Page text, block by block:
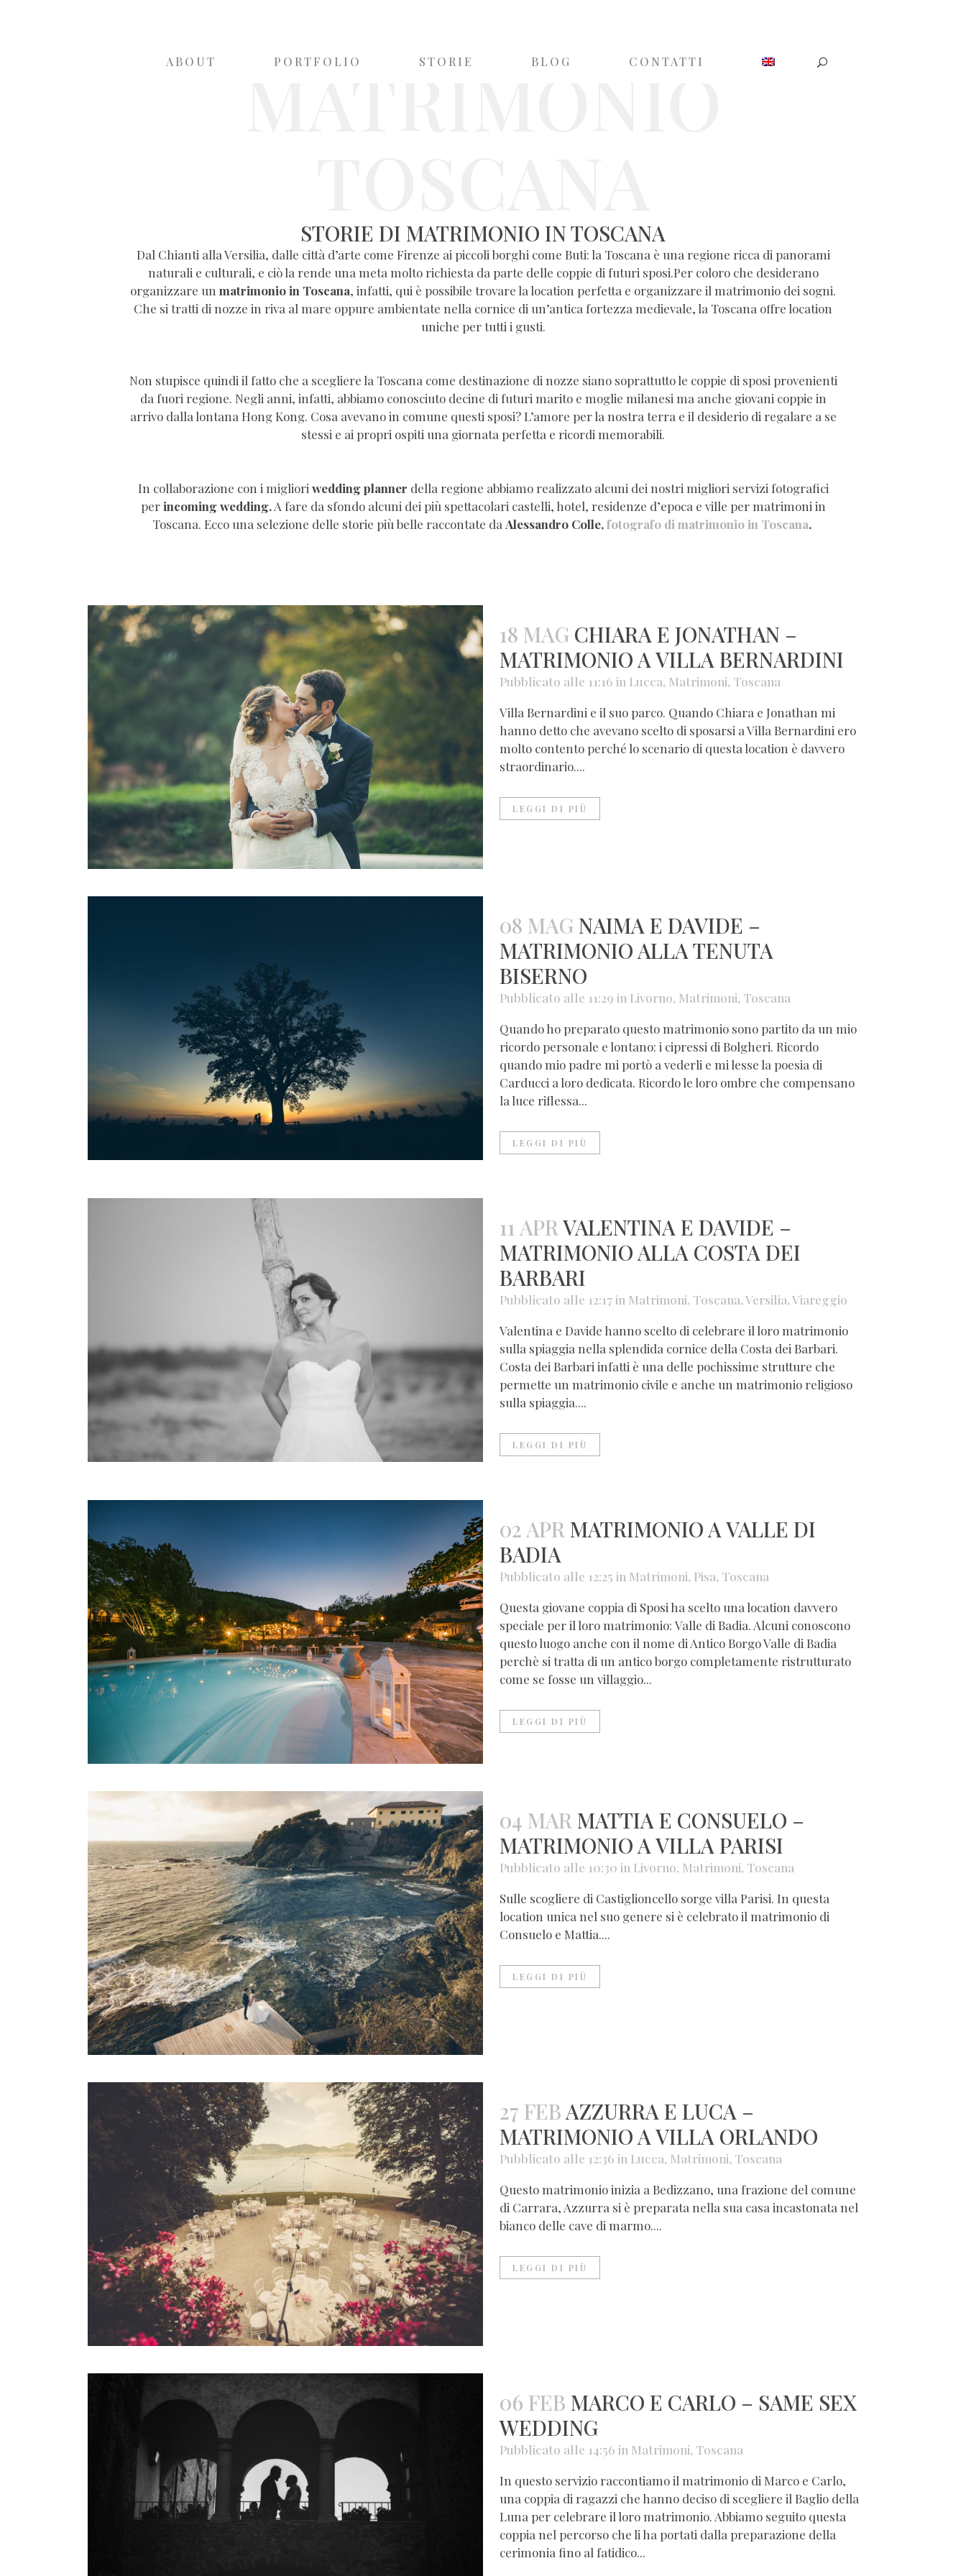
ABOUT PORTFOLIO STORIE BLOG CONTATTI
STORIE DI MATRIMONIO IN TOSCANA
Dal Chianti alla Versilia, dalle città d’arte come Firenze ai piccoli borghi come Buti: la Toscana è una regione ricca di panorami
naturali e culturali, e ciò la rende una meta molto richiesta da parte delle coppie di futuri sposi.Per coloro che desiderano
organizzare un matrimonio in Toscana, infatti, qui è possibile trovare la location perfetta e organizzare il matrimonio dei sogni.
Che si tratti di nozze in riva al mare oppure ambientate nella cornice di un’antica fortezza medievale, la Toscana offre location
uniche per tutti i gusti.
Non stupisce quindi il fatto che a scegliere la Toscana come destinazione di nozze siano soprattutto le coppie di sposi provenienti
da fuori regione. Negli anni, infatti, abbiamo conosciuto decine di futuri marito e moglie milanesi ma anche giovani coppie in
arrivo dalla lontana Hong Kong. Cosa avevano in comune questi sposi? L’amore per la nostra terra e il desiderio di regalare a se
stessi e ai propri ospiti una giornata perfetta e ricordi memorabili.
In collaborazione con i migliori wedding planner della regione abbiamo realizzato alcuni dei nostri migliori servizi fotografici
perincoming wedding.A fare da sfondo alcuni dei più spettacolari castelli, hotel, residenze d’epoca e ville per matrimoni in
Toscana. Ecco una selezione delle storie più belle raccontate da Alessandro Colle,fotografo di matrimonio in Toscana.
18 MAG CHIARA E JONATHAN –
MATRIMONIO A VILLA BERNARDINI
Pubblicato alle 11:16 in Lucca, Matrimoni, Toscana
Villa Bernardini e il suo parco. Quando Chiara e Jonathan mi
hanno detto che avevano scelto di sposarsi a Villa Bernardini ero
molto contento perché lo scenario di questa location è davvero
straordinario....
LEGGI DI PIÙ
08 MAG NAIMA E DAVIDE –
MATRIMONIO ALLA TENUTA
BISERNO
Pubblicato alle 11:29 in Livorno, Matrimoni, Toscana
Quando ho preparato questo matrimonio sono partito da un mio
ricordo personale e lontano: i cipressi di Bolgheri. Ricordo
quando mio padre mi portò a vederli e mi lesse la poesia di
Carducci a loro dedicata. Ricordo le loro ombre che compensano
la luce riflessa...
LEGGI DI PIÙ
11 APRVALENTINA E DAVIDE –
MATRIMONIO ALLA COSTA DEI
BARBARI
Pubblicato alle 12:17in Matrimoni, Toscana,Versilia,Viareggio
Valentina e Davide hanno scelto di celebrare il loro matrimonio
sulla spiaggia nella splendida cornice della Costa dei Barbari.
Costa dei Barbari infatti è una delle pochissime strutture che
permette un matrimonio civile e anche un matrimonio religioso
sulla spiaggia....
LEGGI DI PIÙ
02 APRMATRIMONIO A VALLE DI
BADIA
Pubblicato alle 12:25 in Matrimoni, Pisa, Toscana
Questa giovane coppia di Sposi ha scelto una location davvero
speciale per il loro matrimonio: Valle di Badia. Alcuni conoscono
questo luogo anche con il nome di Antico Borgo Valle di Badia
perchè si tratta di un antico borgo completamente ristrutturato
come se fosse un villaggio...
LEGGI DI PIÙ
04 MARMATTIA E CONSUELO –
MATRIMONIO A VILLA PARISI
Pubblicato alle 10:30 in Livorno, Matrimoni, Toscana
Sulle scogliere di Castiglioncello sorge villa Parisi. In questa
location unica nel suo genere si è celebrato il matrimonio di
Consuelo e Mattia....
LEGGI DI PIÙ
27 FEB AZZURRA E LUCA –
MATRIMONIO A VILLA ORLANDO
Pubblicato alle 12:36 in Lucca, Matrimoni, Toscana
Questo matrimonio inizia a Bedizzano, una frazione del comune
di Carrara, Azzurra si è preparata nella sua casa incastonata nel
bianco delle cave di marmo....
LEGGI DI PIÙ
06 FEB MARCO E CARLO – SAME SEX
WEDDING
Pubblicato alle 14:56 in Matrimoni, Toscana
In questo servizio raccontiamo il matrimonio di Marco e Carlo,
una coppia di ragazzi che hanno deciso di scegliere il Baglio della
Luna per celebrare il loro matrimonio. Abbiamo seguito questa
coppia nel percorso che li ha portati dalla preparazione della
cerimonia fino al fatidico...